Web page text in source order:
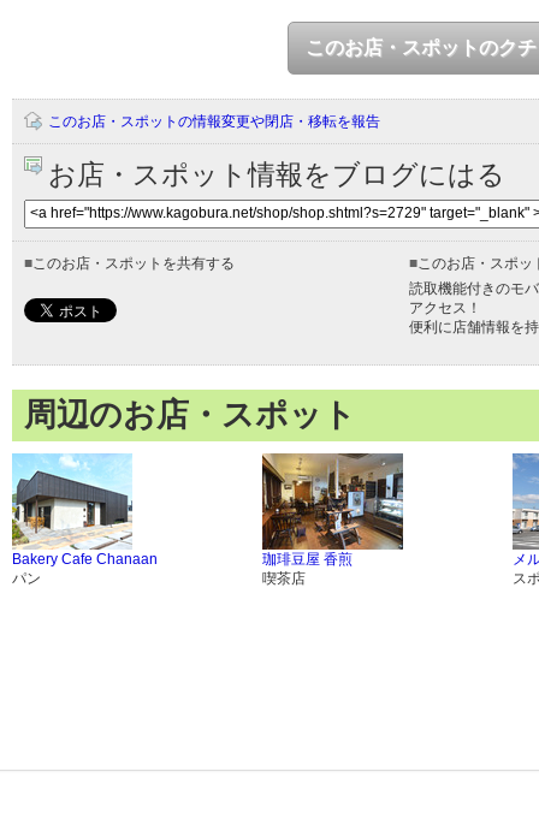
このお店・スポットのク
このお店・スポットの情報変更や閉店・移転を報告
お店・スポット情報をブログにはる
■ このお店・スポットを共有する ■ このお店・スポ
読取機能付きのモ
アクセス！
便利に店舗情報を
周辺のお店・スポット
Bakery Cafe Chanaan
パン
珈琲豆屋 香煎
喫茶店
メ
ス